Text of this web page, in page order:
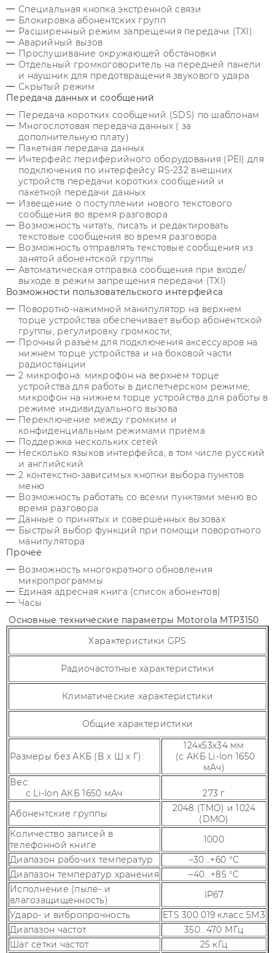
Специальная кнопка экстренной связи
Блокировка абонентских групп
Расширенный режим запрещения передачи (TXI)
Аварийный вызов
Прослушивание окружающей обстановки
Отдельный громкоговоритель на передней панели
и наушник для предотвращения звукового удара
Скрытый режим
Передача данных и сообщений
Передача коротких сообщений (SDS) по шаблонам
Многослотовая передача данных ( за
дополнительную плату)
Пакетная передача данных
Интерфейс периферийного оборудования (PEI) для
подключения по интерфейсу RS-232 внешних
устройств передачи коротких сообщений и
пакетной передачи данных
Извещение о поступлении нового текстового
сообщения во время разговора
Возможность читать, писать и редактировать
текстовые сообщения во время разговора
Возможность отправлять текстовые сообщения из
занятой абонентской группы
Автоматическая отправка сообщения при входе/
выходе в режим запрещения передачи (TXI)
Возможности пользовательского интерфейса
Поворотно-нажимной манипулятор на верхнем
торце устройства обеспечивает выбор абонентской
группы, регулировку громкости;
Прочный разъём для подключения аксессуаров на
нижнем торце устройства и на боковой части
радиостанции
2 микрофона: микрофон на верхнем торце
устройства для работы в диспетчерском режиме;
микрофон на нижнем торце устройства для работы в
режиме индивидуального вызова
Переключение между громким и
конфиденциальным режимами приёма
Поддержка нескольких сетей
Несколько языков интерфейса, в том числе русский
и английский
2 контекстно-зависимых кнопки выбора пунктов
меню
Возможность работать со всеми пунктами меню во
время разговора
Данные о принятых и совершённых вызовах
Быстрый выбор функций при помощи поворотного
манипулятора
Прочее
Возможность многократного обновления
микропрограммы
Единая адресная книга (список абонентов)
Часы
Характеристики GPS
Радиочастотные характеристики
Климатические характеристики
Основные технические параметры Motorola MTP3150
Общие характеристики
Размеры без АКБ (В х Ш х Г):
124x53x34 мм
(с АКБ Li-Ion 1650
мАч)
Вес:
с Li-Ion АКБ 1650 мАч
273 г
Абонентские группы
2048 (TMO) и 1024
(DMO)
Количество записей в
телефонной книге
1000
Диапазон рабочих температур
–30...+60 °С
Диапазон температур хранения
–40...+85 °С
Исполнение (пыле- и
влагозащищенность)
IP67
Ударо- и вибропрочность
ETS 300 019 класс 5М3
Диапазон частот
350...470 МГц
Шаг сетки частот
25 кГц